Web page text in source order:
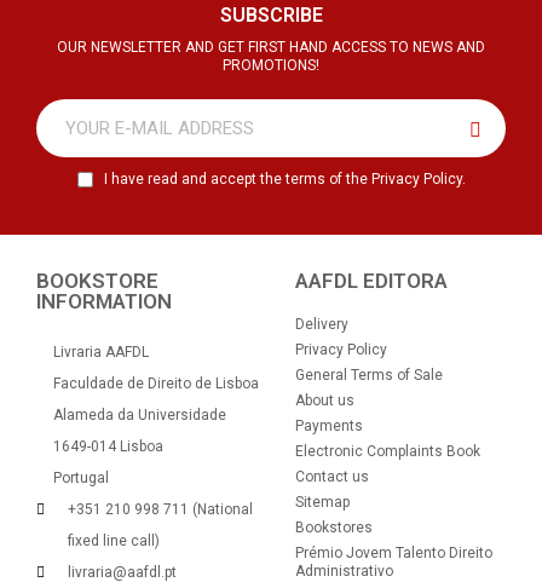
SUBSCRIBE
OUR NEWSLETTER AND GET FIRST HAND ACCESS TO NEWS AND
PROMOTIONS!
I have read and accept the terms of the Privacy Policy.
BOOKSTORE
INFORMATION
Livraria AAFDL
Faculdade de Direito de Lisboa
Alameda da Universidade
1649-014 Lisboa
Portugal
+351 210 998 711 (National
fixed line call)
livraria@aafdl.pt
AAFDL EDITORA
Delivery
Privacy Policy
General Terms of Sale
About us
Payments
Electronic Complaints Book
Contact us
Sitemap
Bookstores
Prémio Jovem Talento Direito
Administrativo